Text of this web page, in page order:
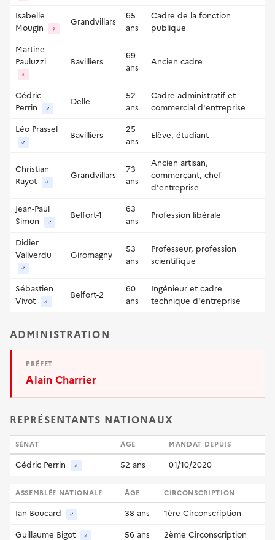
Isabelle
Mougin
♀
Grandvillars
65
ans
Cadre de la fonction
publique
Martine
Pauluzzi
♀
Bavilliers
69
ans
Ancien cadre
Cédric
Perrin
♂
Delle
52
ans
Cadre administratif et
commercial d'entreprise
Léo Prassel
♂
Bavilliers
25
ans
Elève, étudiant
Christian
Rayot
♂
Grandvillars
73
ans
Ancien artisan,
commerçant, chef
d'entreprise
Jean-Paul
Simon
♂
Belfort-1
63
ans
Profession libérale
Didier
Vallverdu
♂
Giromagny
53
ans
Professeur, profession
scientifique
Sébastien
Vivot
♂
Belfort-2
60
ans
Ingénieur et cadre
technique d'entreprise
ADMINISTRATION
PRÉFET
Alain Charrier
REPRÉSENTANTS NATIONAUX
SÉNAT ÂGE MANDAT DEPUIS
Cédric Perrin ♂ 52 ans 01/10/2020
ASSEMBLÉE NATIONALE ÂGE CIRCONSCRIPTION
Ian Boucard ♂ 38 ans
1ère Circonscription
Guillaume Bigot
♂ 56 ans 2ème Circonscription